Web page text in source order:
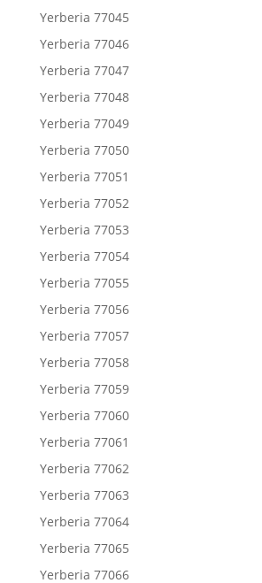
Yerberia 77045
Yerberia 77046
Yerberia 77047
Yerberia 77048
Yerberia 77049
Yerberia 77050
Yerberia 77051
Yerberia 77052
Yerberia 77053
Yerberia 77054
Yerberia 77055
Yerberia 77056
Yerberia 77057
Yerberia 77058
Yerberia 77059
Yerberia 77060
Yerberia 77061
Yerberia 77062
Yerberia 77063
Yerberia 77064
Yerberia 77065
Yerberia 77066